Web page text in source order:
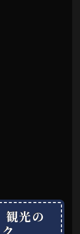
観光の